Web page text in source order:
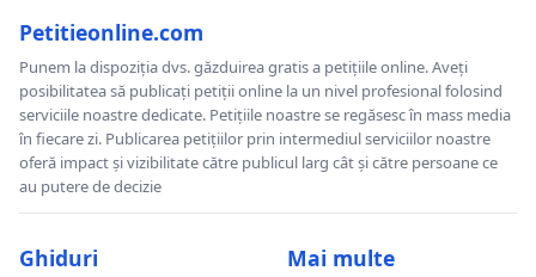
Petitieonline.com
Punem la dispoziția dvs. găzduirea gratis a petițiile online. Aveți
posibilitatea să publicați petiții online la un nivel profesional folosind
serviciile noastre dedicate. Petițiile noastre se regăsesc în mass media
în fiecare zi. Publicarea petițiilor prin intermediul serviciilor noastre
oferă impact și vizibilitate către publicul larg cât și către persoane ce
au putere de decizie
Ghiduri Mai multe